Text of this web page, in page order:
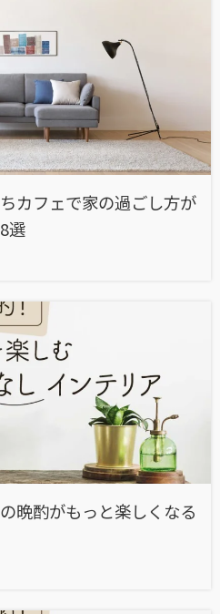
カフェで家の過ごし方が
選
晩酌がもっと楽しくなる